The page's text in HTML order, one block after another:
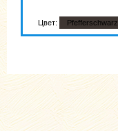
Цвет: Pfefferschwarz